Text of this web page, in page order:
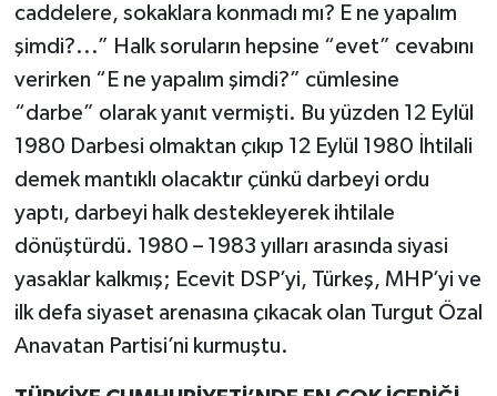
caddelere, sokaklara konmadı mı? E ne yapalım
şimdi?...” Halk soruların hepsine “evet” cevabını
verirken “E ne yapalım şimdi?” cümlesine
“darbe” olarak yanıt vermişti. Bu yüzden 12 Eylül
1980 Darbesi olmaktan çıkıp 12 Eylül 1980 İhtilali
demek mantıklı olacaktır çünkü darbeyi ordu
yaptı, darbeyi halk destekleyerek ihtilale
dönüştürdü. 1980 – 1983 yılları arasında siyasi
yasaklar kalkmış; Ecevit DSP’yi, Türkeş, MHP’yi ve
ilk defa siyaset arenasına çıkacak olan Turgut Özal
Anavatan Partisi’ni kurmuştu.